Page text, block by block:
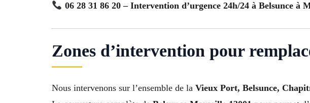
06 28 31 86 20 – Intervention d’urgence 24h/24 à Belsunce à
Zones d’intervention pour
Nous intervenons sur l’ensemble de la Vieux Port, Belsunce,